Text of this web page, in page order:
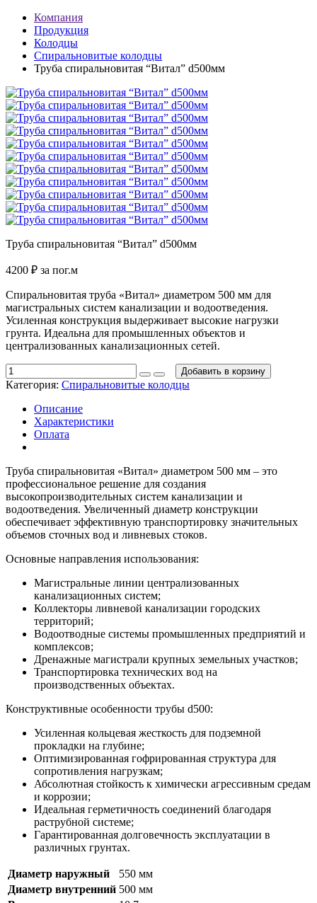
Компания
Продукция
Колодцы
Спиральновитые колодцы
Труба спиральновитая “Витал” d500мм
Труба спиральновитая “Витал” d500мм
4200 ₽ за пог.м
Спиральновитая труба «Витал» диаметром 500 мм для
магистральных систем канализации и водоотведения.
Усиленная конструкция выдерживает высокие нагрузки
грунта. Идеальна для промышленных объектов и
централизованных канализационных сетей.
Добавить в корзину
Категория: Спиральновитые колодцы
Описание
Характеристики
Оплата
Труба спиральновитая «Витал» диаметром 500 мм – это
профессиональное решение для создания
высокопроизводительных систем канализации и
водоотведения. Увеличенный диаметр конструкции
обеспечивает эффективную транспортировку значительных
объемов сточных вод и ливневых стоков.
Основные направления использования:
Магистральные линии централизованных
канализационных систем;
Коллекторы ливневой канализации городских
территорий;
Водоотводные системы промышленных предприятий и
комплексов;
Дренажные магистрали крупных земельных участков;
Транспортировка технических вод на
производственных объектах.
Конструктивные особенности трубы d500:
Усиленная кольцевая жесткость для подземной
прокладки на глубине;
Оптимизированная гофрированная структура для
сопротивления нагрузкам;
Абсолютная стойкость к химически агрессивным средам
и коррозии;
Идеальная герметичность соединений благодаря
раструбной системе;
Гарантированная долговечность эксплуатации в
различных грунтах.
Диаметр наружный
550 мм
Диаметр внутренний 500 мм